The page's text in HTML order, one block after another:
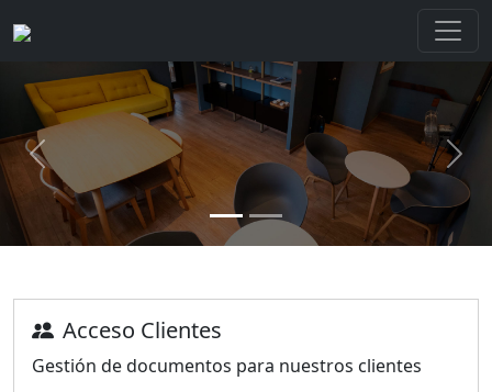
Previous Next
Acceso Clientes
Gestión de documentos para nuestros clientes